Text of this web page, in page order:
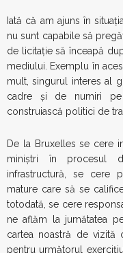
Iată că am ajuns în
nu sunt capabile să
de licitație să înceapă
mediului. Exemplu în
mult, singurul interes al
cadre și de numiri
construiască politici de
De la Bruxelles se cere
miniștri în procesul
infrastructură, se cere
mature care să se
totodată, se cere
ne aflăm la jumătatea
cartea noastră de
pentru următorul